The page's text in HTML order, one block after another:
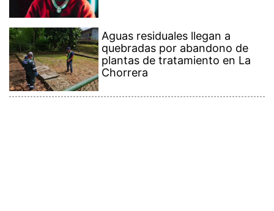
Aguas residuales llegan a
quebradas por abandono de
plantas de tratamiento en La
Chorrera